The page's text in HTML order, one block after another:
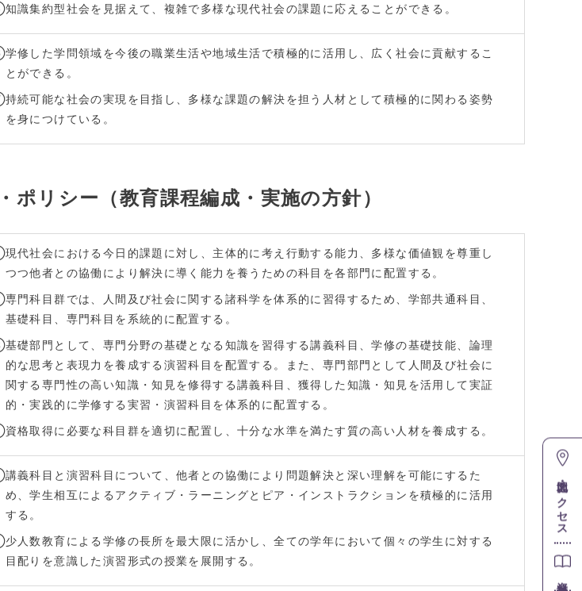
知識集約型社会を見据えて、複雑で多様な現代社会の課題に応えることができる。
学修した学問領域を今後の職業生活や地域生活で積極的に活用し、広く社会に貢献するこ
とができる。
持続可能な社会の実現を目指し、多様な課題の解決を担う人材として積極的に関わる姿勢
を身につけている。
ポリシー（教育課程編成・実施の方針）
現代社会における今日的課題に対し、主体的に考え行動する能力、多様な価値観を尊重し
つつ他者との協働により解決に導く能力を養うための科目を各部門に配置する。
専門科目群では、人間及び社会に関する諸科学を体系的に習得するため、学部共通科目、
基礎科目、専門科目を系統的に配置する。
基礎部門として、専門分野の基礎となる知識を習得する講義科目、学修の基礎技能、論理
的な思考と表現力を養成する演習科目を配置する。また、専門部門として人間及び社会に
関する専門性の高い知識・知見を修得する講義科目、獲得した知識・知見を活用して実証
的・実践的に学修する実習・演習科目を体系的に配置する。
資格取得に必要な科目群を適切に配置し、十分な水準を満たす質の高い人材を養成する。
講義科目と演習科目について、他者との協働により問題解決と深い理解を可能にするた
め、学生相互によるアクティブ・ラーニングとピア・インストラクションを積極的に活用
する。
少人数教育による学修の長所を最大限に活かし、全ての学年において個々の学生に対する
目配りを意識した演習形式の授業を展開する。
地図・アクセス